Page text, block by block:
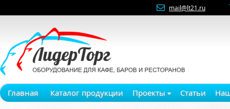
mail@lt21.ru
Главная Каталог продукции Проекты Статьи